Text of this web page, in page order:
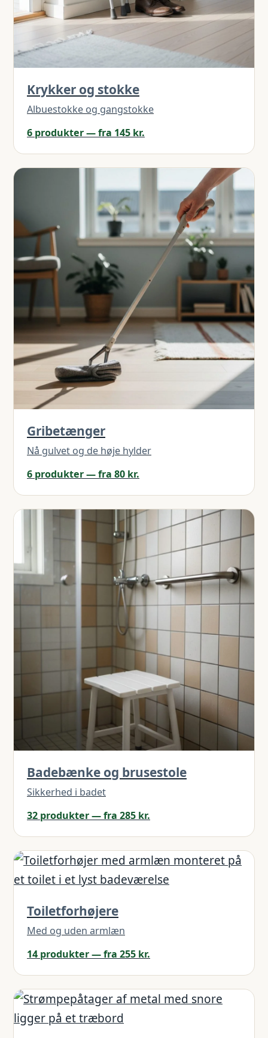
Krykker og stokke
Albuestokke og gangstokke
6 produkter — fra 145 kr.
Gribetænger
Nå gulvet og de høje hylder
6 produkter — fra 80 kr.
Badebænke og brusestole
Sikkerhed i badet
32 produkter — fra 285 kr.
Toiletforhøjere
Med og uden armlæn
14 produkter — fra 255 kr.